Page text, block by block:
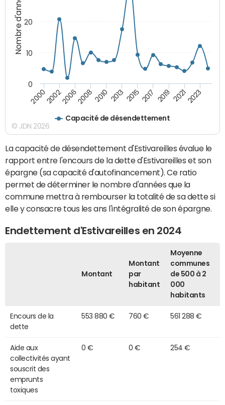
Nombre d'années
Capacité de désendettement
20002002200620082010 2013 2015 2017 2019 20212023
0
10
20
© JDN 2026
La capacité de désendettement d'Estivareilles évalue le
rapport entre l'encours de la dette d'Estivareilles et son
épargne (sa capacité d'autofinancement). Ce ratio
permet de déterminer le nombre d'années que la
commune mettra à rembourser la totalité de sa dette si
elle y consacre tous les ans l'intégralité de son épargne.
Endettement d'Estivareilles en 2024
Montant
Montant
par
habitant
Moyenne
communes
de 500 à 2
000
habitants
Encours de la
dette
553 880 € 760 € 561 288 €
Aide aux
collectivités ayant
souscrit des
emprunts
toxiques
0 € 0 € 254 €